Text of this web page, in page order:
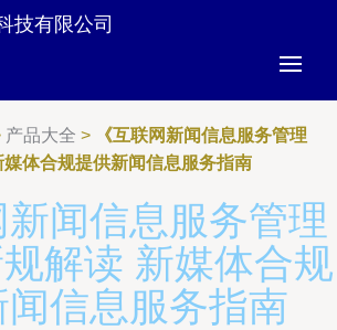
技有限公司
产品大全 >
《互联网新闻信息服务管理
体合规提供新闻信息服务指南
新闻信息服务管理
解读 新媒体合规
信息服务指南